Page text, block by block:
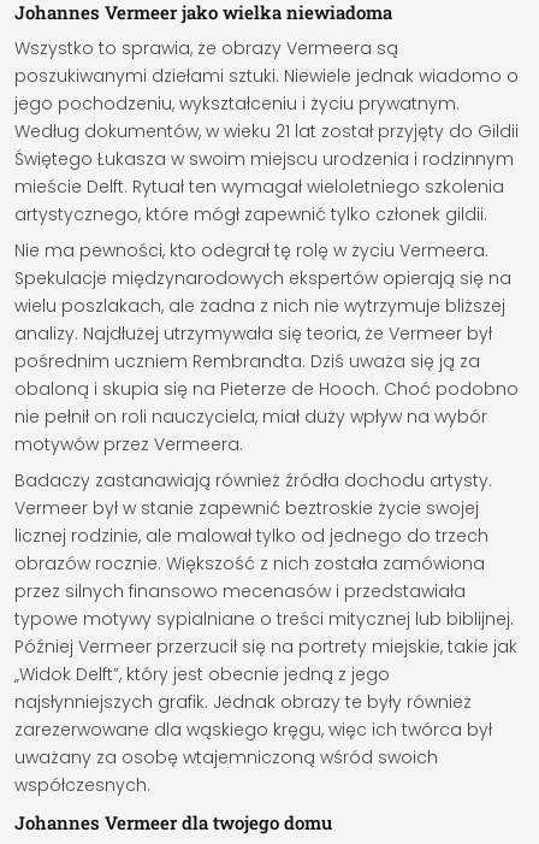
Johannes Vermeer jako wielka niewiadoma
Wszystko to sprawia, że obrazy Vermeera są
poszukiwanymi dziełami sztuki. Niewiele jednak wiadomo o
jego pochodzeniu, wykształceniu i życiu prywatnym.
Według dokumentów, w wieku 21 lat został przyjęty do Gildii
Świętego Łukasza w swoim miejscu urodzenia i rodzinnym
mieście Delft. Rytuał ten wymagał wieloletniego szkolenia
artystycznego, które mógł zapewnić tylko członek gildii.
Nie ma pewności, kto odegrał tę rolę w życiu Vermeera.
Spekulacje międzynarodowych ekspertów opierają się na
wielu poszlakach, ale żadna z nich nie wytrzymuje bliższej
analizy. Najdłużej utrzymywała się teoria, że Vermeer był
pośrednim uczniem Rembrandta. Dziś uważa się ją za
obaloną i skupia się na Pieterze de Hooch. Choć podobno
nie pełnił on roli nauczyciela, miał duży wpływ na wybór
motywów przez Vermeera.
Badaczy zastanawiają również źródła dochodu artysty.
Vermeer był w stanie zapewnić beztroskie życie swojej
licznej rodzinie, ale malował tylko od jednego do trzech
obrazów rocznie. Większość z nich została zamówiona
przez silnych finansowo mecenasów i przedstawiała
typowe motywy sypialniane o treści mitycznej lub biblijnej.
Później Vermeer przerzucił się na portrety miejskie, takie jak
„Widok Delft”, który jest obecnie jedną z jego
najsłynniejszych grafik. Jednak obrazy te były również
zarezerwowane dla wąskiego kręgu, więc ich twórca był
uważany za osobę wtajemniczoną wśród swoich
współczesnych.
Johannes Vermeer dla twojego domu